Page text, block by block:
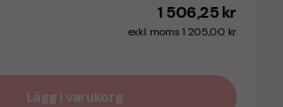
1 506,25 kr
exkl. moms 1 205,00 kr
Lägg i varukorg